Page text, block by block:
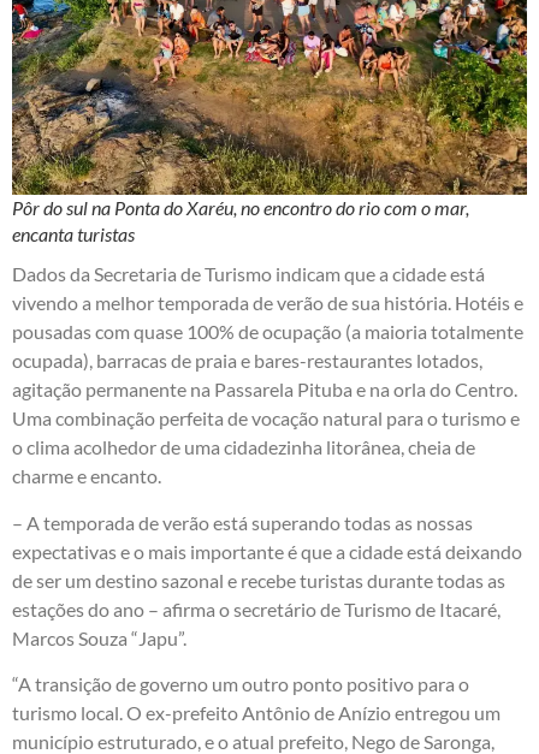
Pôr do sul na Ponta do Xaréu, no encontro do rio com o mar,
encanta turistas
Dados da Secretaria de Turismo indicam que a cidade está
vivendo a melhor temporada de verão de sua história. Hotéis e
pousadas com quase 100% de ocupação (a maioria totalmente
ocupada), barracas de praia e bares-restaurantes lotados,
agitação permanente na Passarela Pituba e na orla do Centro.
Uma combinação perfeita de vocação natural para o turismo e
o clima acolhedor de uma cidadezinha litorânea, cheia de
charme e encanto.
– A temporada de verão está superando todas as nossas
expectativas e o mais importante é que a cidade está deixando
de ser um destino sazonal e recebe turistas durante todas as
estações do ano – afirma o secretário de Turismo de Itacaré,
Marcos Souza “Japu”.
“A transição de governo um outro ponto positivo para o
turismo local. O ex-prefeito Antônio de Anízio entregou um
município estruturado, e o atual prefeito, Nego de Saronga,